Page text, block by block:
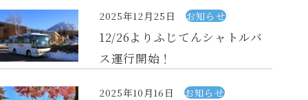
2025年12月25日 お知らせ
12/26よりふじてんシャトルバ
ス運行開始！
2025年10月16日 お知らせ